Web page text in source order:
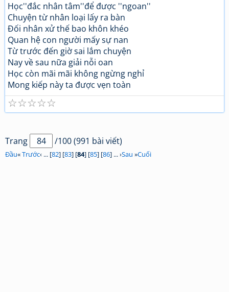
Học''đắc nhân tâm''để được ''ngoan''
Chuyện từ nhân loại lấy ra bàn
Đối nhân xử thế bao khôn khéo
Quan hệ con người mấy sự nan
Từ trước đến giờ sai lắm chuyện
Nay về sau nữa giải nỗi oan
Học còn mãi mãi không ngừng nghỉ
Mong kiếp này ta được vẹn toàn
☆
☆
☆
☆
☆
Trang /100 (991 bài viết)
Đầu«Trước‹ ... [82] [83] [84] [85] [86] ... ›Sau »Cuối